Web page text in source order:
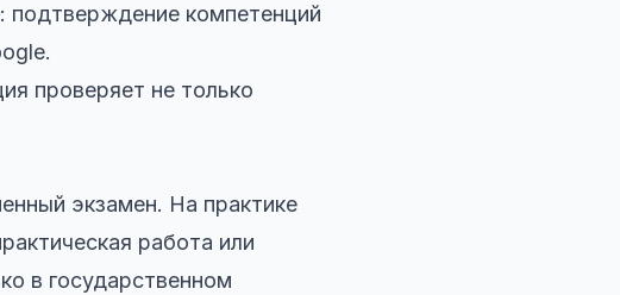
подтверждение компетенций
проверяет не только
экзамен. На практике
работа или
в государственном